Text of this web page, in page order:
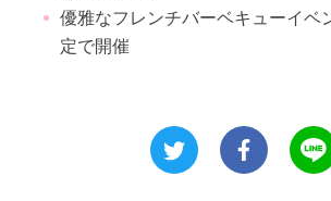
優雅なフレンチバーベキューイベ
定で開催